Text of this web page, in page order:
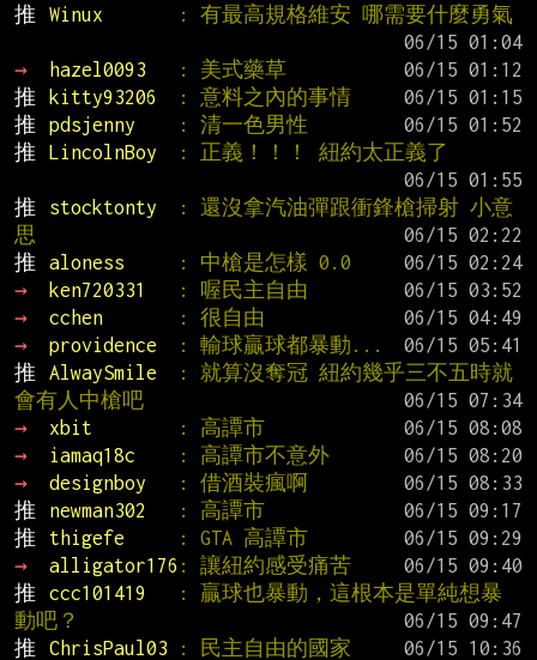
推
Winux
: 有最高規格維安 哪需要什麼勇氣
→
hazel0093 : 美式藥草
推
kitty93206 : 意料之內的事情
推
pdsjenny : 清一色男性
推
LincolnBoy
: 正義！！！ 紐約太正義了
推
stocktonty
: 還沒拿汽油彈跟衝鋒槍掃射 小意
思
推
aloness : 中槍是怎樣 0.0
→
ken720331 : 喔民主自由
→
cchen : 很自由
→
providence : 輸球贏球都暴動...
推
AlwaySmile
: 就算沒奪冠 紐約幾乎三不五時就
會有人中槍吧
→
xbit : 高譚市
→
iamaq18c : 高譚市不意外
→
designboy : 借酒裝瘋啊
推
newman302 : 高譚市
推
thigefe : GTA 高譚市
→
alligator176 : 讓紐約感受痛苦
推
ccc101419
: 贏球也暴動，這根本是單純想暴
動吧？
推
ChrisPaul03 : 民主自由的國家